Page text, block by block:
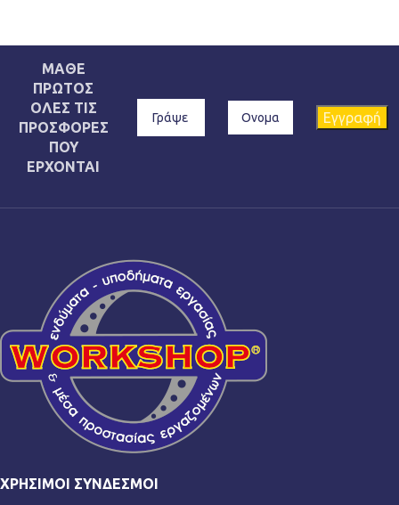
ΜΑΘΕ
ΠΡΩΤΟΣ
ΟΛΕΣ ΤΙΣ
ΠΡΟΣΦΟΡΕΣ
ΠΟΥ
ΕΡΧΟΝΤΑΙ
ΧΡΉΣΙΜΟΙ ΣΎΝΔΕΣΜΟΙ